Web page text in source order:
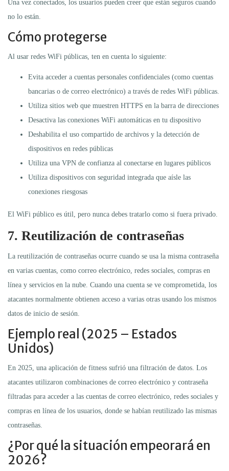
Una vez conectados, los usuarios pueden creer que están seguros cuando
no lo están.
Cómo protegerse
Al usar redes WiFi públicas, ten en cuenta lo siguiente:
Evita acceder a cuentas personales confidenciales (como cuentas
bancarias o de correo electrónico) a través de redes WiFi públicas.
Utiliza sitios web que muestren HTTPS en la barra de direcciones
Desactiva las conexiones WiFi automáticas en tu dispositivo
Deshabilita el uso compartido de archivos y la detección de
dispositivos en redes públicas
Utiliza una VPN de confianza al conectarse en lugares públicos
Utiliza dispositivos con seguridad integrada que aísle las
conexiones riesgosas
El WiFi público es útil, pero nunca debes tratarlo como si fuera privado.
7. Reutilización de contraseñas
La reutilización de contraseñas ocurre cuando se usa la misma contraseña
en varias cuentas, como correo electrónico, redes sociales, compras en
línea y servicios en la nube. Cuando una cuenta se ve comprometida, los
atacantes normalmente obtienen acceso a varias otras usando los mismos
datos de inicio de sesión.
Ejemplo real (2025 – Estados
Unidos)
En 2025, una aplicación de fitness sufrió una filtración de datos. Los
atacantes utilizaron combinaciones de correo electrónico y contraseña
filtradas para acceder a las cuentas de correo electrónico, redes sociales y
compras en línea de los usuarios, donde se habían reutilizado las mismas
contraseñas.
¿Por qué la situación empeorará en
2026?